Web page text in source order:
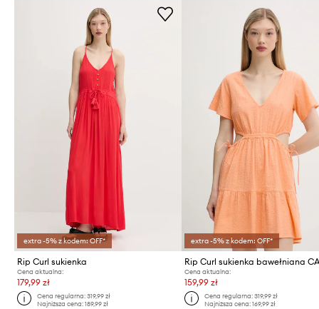
extra -5% z kodem: OFF*
Rip Curl sukienka
Cena aktualna:
179,99 zł
Cena regularna:319,99 zł
Najniższa cena:189,99 zł
extra -5% z kodem: OFF*
Cena aktualna:
159,99 zł
Cena regularna: 319,99 zł
Najniższa cena: 169,99 zł